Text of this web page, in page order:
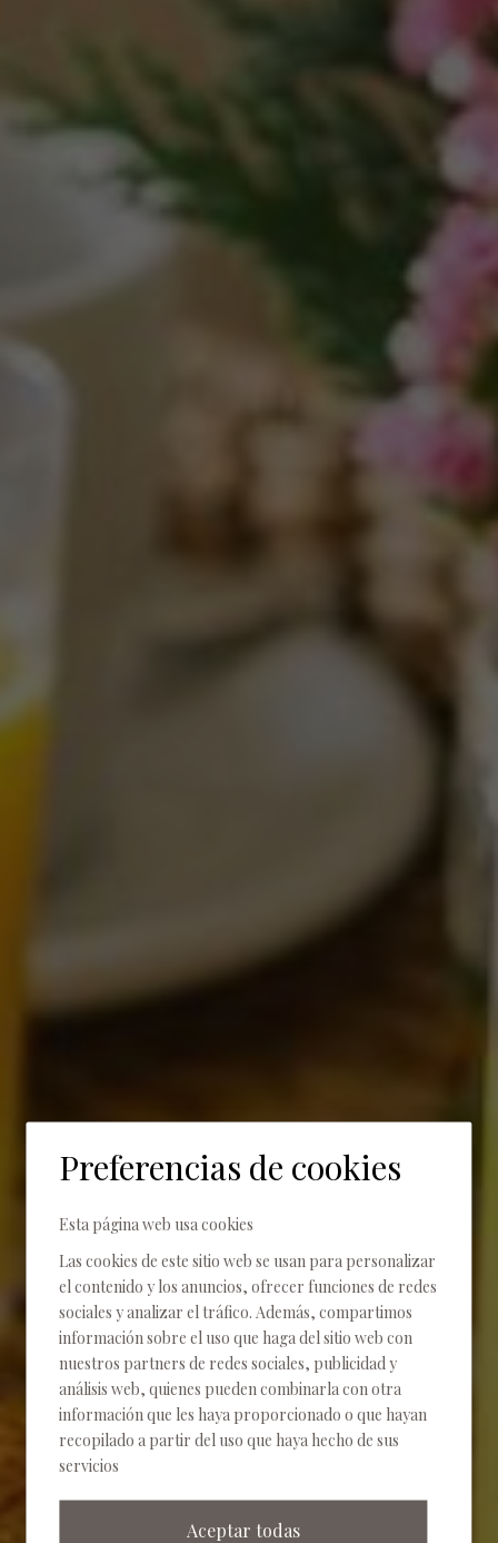
Suites
Preferencias de cookies
Esta página web usa cookies
Las cookies de este sitio web se usan para personalizar
el contenido y los anuncios, ofrecer funciones de redes
sociales y analizar el tráfico. Además, compartimos
información sobre el uso que haga del sitio web con
nuestros partners de redes sociales, publicidad y
análisis web, quienes pueden combinarla con otra
información que les haya proporcionado o que hayan
recopilado a partir del uso que haya hecho de sus
servicios
Aceptar todas